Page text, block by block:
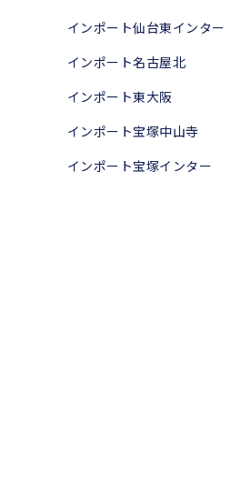
インポート仙台東インター
インポート名古屋北
インポート東大阪
インポート宝塚中山寺
インポート宝塚インター